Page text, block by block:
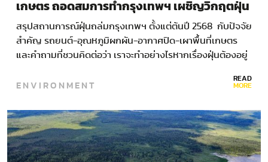
เกษตร ถอดสมการทำกรุงเทพฯ เผชิญวิกฤตฝุ่น
สรุปสถานการณ์ฝุ่นถล่มกรุงเทพฯ ตั้งแต่ต้นปี 2568 กับปัจจัย
สำคัญ รถยนต์-อุณหภูมิผกผัน-อากาศปิด-เผาพื้นที่เกษตร
และคำถามที่ชวนคิดต่อว่า เราจะทำอย่างไรหากเรื่องฝุ่นต้องอยู่
ENVIRONMENT READ
MORE